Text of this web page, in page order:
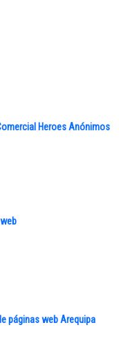
Heroes Anónimos
páginas web Arequipa